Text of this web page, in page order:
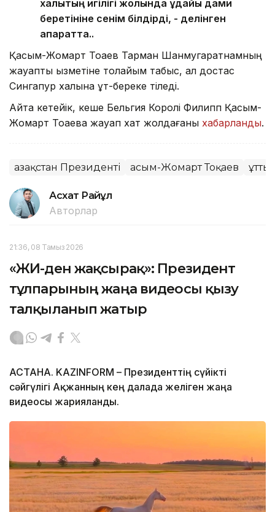
халықтың игілігі жолында ұдайы дами
беретініне сенім білдірді, - делінген
ақпаратта..
Қасым-Жомарт Тоқаев Тарман Шанмугаратнамның
жауапты қызметіне толайым табыс, ал достас
Сингапур халқына құт-береке тіледі.
Айта кетейік, кеше Бельгия Королі Филипп Қасым-
Жомарт Тоқаевқа жауап хат жолдағаны хабарланды.
Қазақстан Президенті Қасым-Жомарт Тоқаев
Асхат Райқұл
Авторлар
21:36, 08 Тамыз 2026
«ЖИ-ден жақсырақ»: Президент
тұлпарының жаңа видеосы қызу
талқыланып жатыр
АСТАНА. KAZINFORM – Президенттің сүйікті
сәйгүлігі Ақжанның кең далада желіген жаңа
видеосы жарияланды.